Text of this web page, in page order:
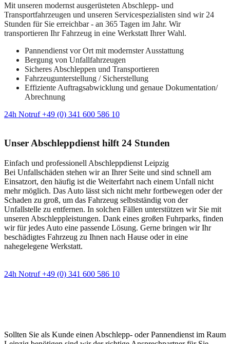
Mit unseren modernst ausgerüsteten Abschlepp- und
Transportfahrzeugen und unseren Servicespezialisten sind wir 24
Stunden für Sie erreichbar - an 365 Tagen im Jahr. Wir
transportieren Ihr Fahrzeug in eine Werkstatt Ihrer Wahl.
Pannendienst vor Ort mit modernster Ausstattung
Bergung von Unfallfahrzeugen
Sicheres Abschleppen und Transportieren
Fahrzeugunterstellung / Sicherstellung
Effiziente Auftragsabwicklung und genaue Dokumentation/
Abrechnung
24h Notruf +49 (0) 341 600 586 10
Unser Abschleppdienst hilft 24 Stunden
Einfach und professionell Abschleppdienst Leipzig
Bei Unfallschäden stehen wir an Ihrer Seite und sind schnell am
Einsatzort, den häufig ist die Weiterfahrt nach einem Unfall nicht
mehr möglich. Das Auto lässt sich nicht mehr fortbewegen oder der
Schaden zu groß, um das Fahrzeug selbstständig von der
Unfallstelle zu entfernen. In solchen Fällen unterstützen wir Sie mit
unseren Abschleppleistungen. Dank eines großen Fuhrparks, finden
wir für jedes Auto eine passende Lösung. Gerne bringen wir Ihr
beschädigtes Fahrzeug zu Ihnen nach Hause oder in eine
nahegelegene Werkstatt.
24h Notruf +49 (0) 341 600 586 10
Sollten Sie als Kunde einen Abschlepp- oder Pannendienst im Raum